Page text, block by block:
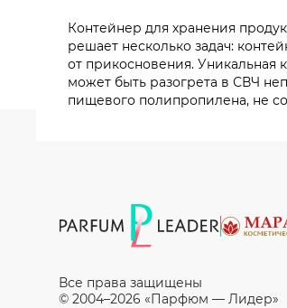
Контейнер для хранения
решает несколько задач:
от прикосновения. Уникальная
может быть разогрета в СВЧ
пищевого полипропилена, не
Все права защищены
© 2004–2026 «Парфюм — Лидер»